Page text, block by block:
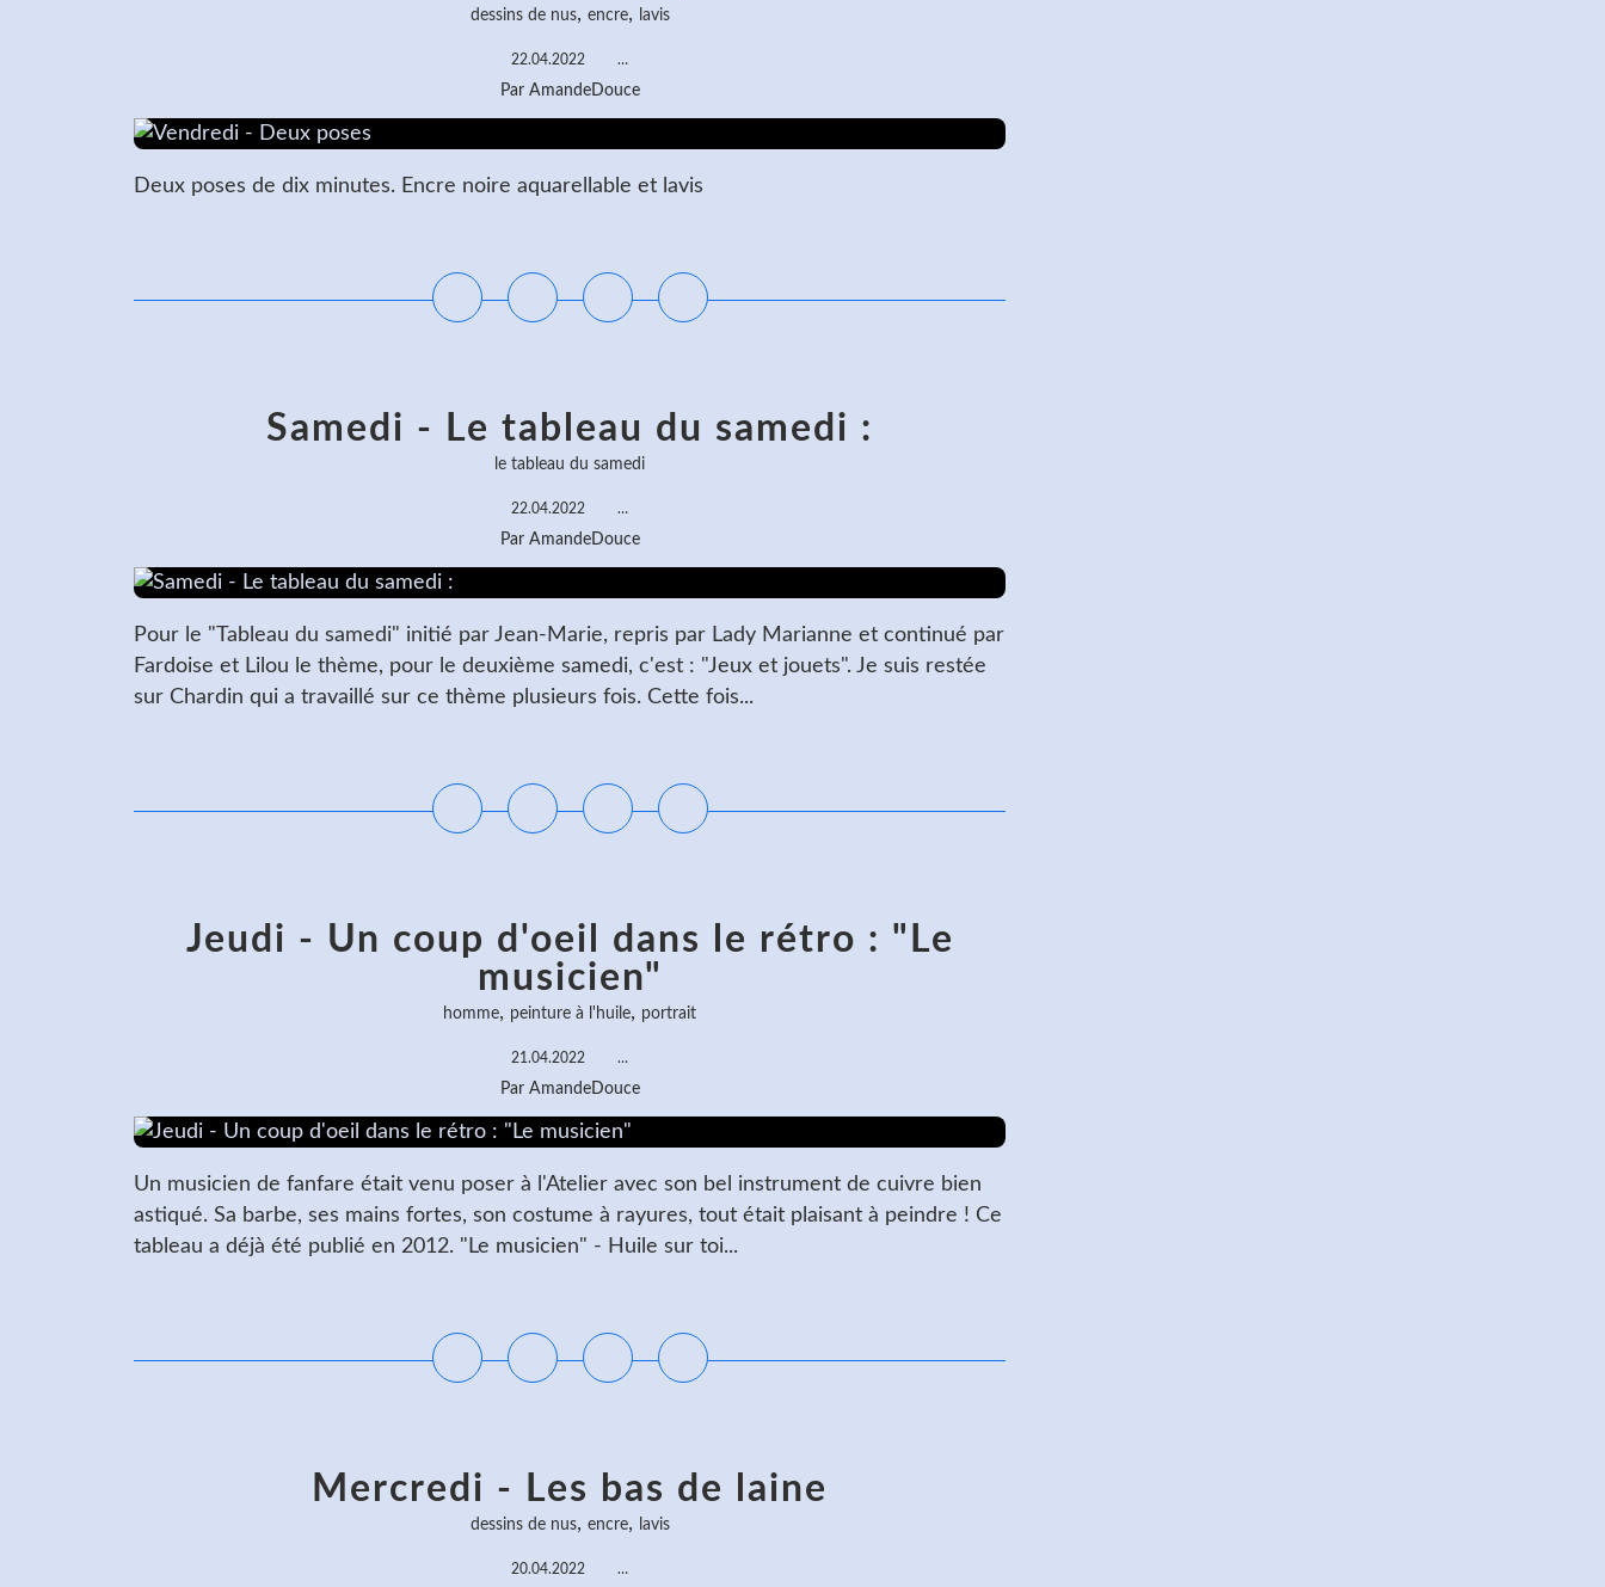
dessins de nus, encre, lavis
22.04.2022 …
Par AmandeDouce
Deux poses de dix minutes. Encre noire aquarellable et lavis
Samedi - Le tableau du samedi :
le tableau du samedi
22.04.2022 …
Par AmandeDouce
Pour le "Tableau du samedi" initié par Jean-Marie, repris par Lady Marianne et continué par
Fardoise et Lilou le thème, pour le deuxième samedi, c'est : "Jeux et jouets". Je suis restée
sur Chardin qui a travaillé sur ce thème plusieurs fois. Cette fois...
Jeudi - Un coup d'oeil dans le rétro : "Le
musicien"
homme, peinture à l'huile, portrait
21.04.2022 …
Par AmandeDouce
Un musicien de fanfare était venu poser à l'Atelier avec son bel instrument de cuivre bien
astiqué. Sa barbe, ses mains fortes, son costume à rayures, tout était plaisant à peindre ! Ce
tableau a déjà été publié en 2012. "Le musicien" - Huile sur toi...
Mercredi - Les bas de laine
dessins de nus, encre, lavis
20.04.2022 …